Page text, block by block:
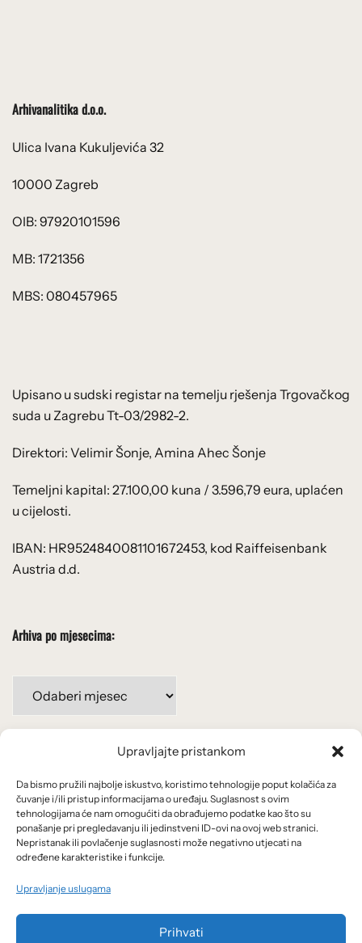
Upravljajte pristankom
Da bismo pružili najbolje iskustvo, koristimo tehnologije poput kolačića za
čuvanje i/ili pristup informacijama o uređaju. Suglasnost s ovim
tehnologijama će nam omogućiti da obrađujemo podatke kao što su
ponašanje pri pregledavanju ili jedinstveni ID-ovi na ovoj web stranici.
Nepristanak ili povlačenje suglasnosti može negativno utjecati na
određene karakteristike i funkcije.
Upravljanje uslugama
Prihvati
Arhivanalitika d.o.o.
Ulica Ivana Kukuljevića 32
10000 Zagreb
OIB: 97920101596
MB: 1721356
MBS: 080457965
Upisano u sudski registar na temelju rješenja Trgovačkog
suda u Zagrebu Tt-03/2982-2.
Direktori: Velimir Šonje, Amina Ahec Šonje
Temeljni kapital: 27.100,00 kuna / 3.596,79 eura, uplaćen
u cijelosti.
IBAN: HR9524840081101672453, kod Raiffeisenbank
Austria d.d.
Arhiva po mjesecima:
mjesecima:
Uvjeti korištenja
Politika privatnosti
Kolačići